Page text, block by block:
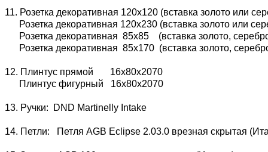
11. Розетка декоративная 120х120 (вставка золото или
Розетка декоративная 120х230 (вставка золото или
Розетка декоративная 85х85 (вставка золото,
Розетка декоративная 85х170 (вставка золото,
12. Плинтус прямой 16х80х2070
Плинтус фигурный 16х80х2070
13. Ручки: DND Martinelly Intake
14. Петли: Петля AGB Eclipse 2.03.0 врезная скрытая